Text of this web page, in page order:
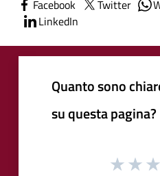
Facebook Twitter
LinkedIn
Quanto sono
su questa pagina?